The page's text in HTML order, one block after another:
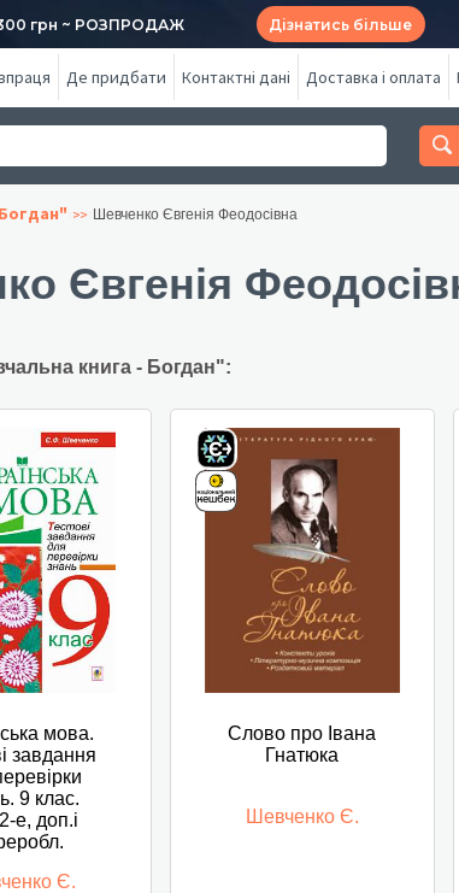
300 грн ~ РОЗПРОДАЖ Дізнатись більше
Де придбати Контактні дані Доставка і оплата
Шевченко Євгенія Феодосівна
Євгенія
книга - Богдан":
мова.
завдання
9 клас.
е, доп.і
Є.
Слово про Івана
Гнатюка
Шевченко Є.